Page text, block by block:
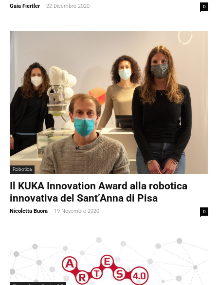
Gaia Fiertler - 22 Dicembre 2020 0
Robotica
Il KUKA Innovation Award alla robotica
innovativa del Sant’Anna di Pisa
Nicoletta Buora - 19 Novembre 2020 0